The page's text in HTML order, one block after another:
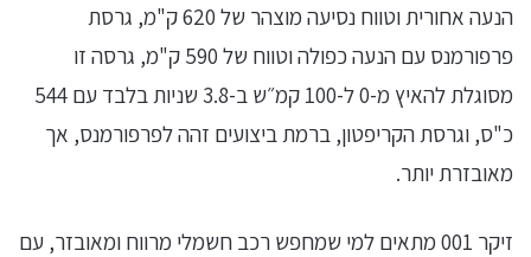
הנעה אחורית וטווח נסיעה מוצהר של 620 ק"מ, גרסת
פרפורמנס עם הנעה כפולה וטווח של 590 ק"מ, גרסה זו
מסוגלת להאיץ מ-0 ל-100 קמ״ש ב-3.8 שניות בלבד עם 544
כ"ס, וגרסת הקריפטון, ברמת ביצועים זהה לפרפורמנס, אך
מאובזרת יותר.
זיקר 001 מתאים למי שמחפש רכב חשמלי מרווח ומאובזר, עם